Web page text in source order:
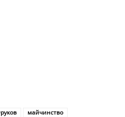
майчинство